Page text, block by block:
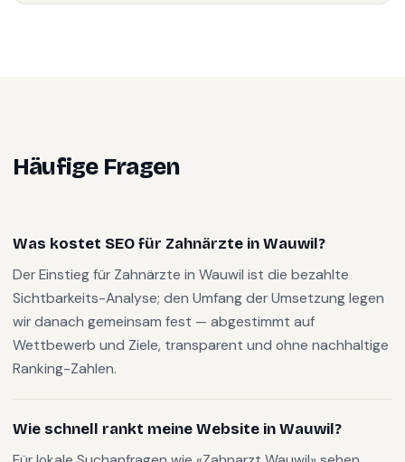
Häufige Fragen
Was kostet SEO für Zahnärzte in Wauwil?
Der Einstieg für Zahnärzte in Wauwil ist die bezahlte
Sichtbarkeits-Analyse; den Umfang der Umsetzung legen
wir danach gemeinsam fest — abgestimmt auf
Wettbewerb und Ziele, transparent und ohne nachhaltige
Ranking-Zahlen.
Wie schnell rankt meine Website in Wauwil?